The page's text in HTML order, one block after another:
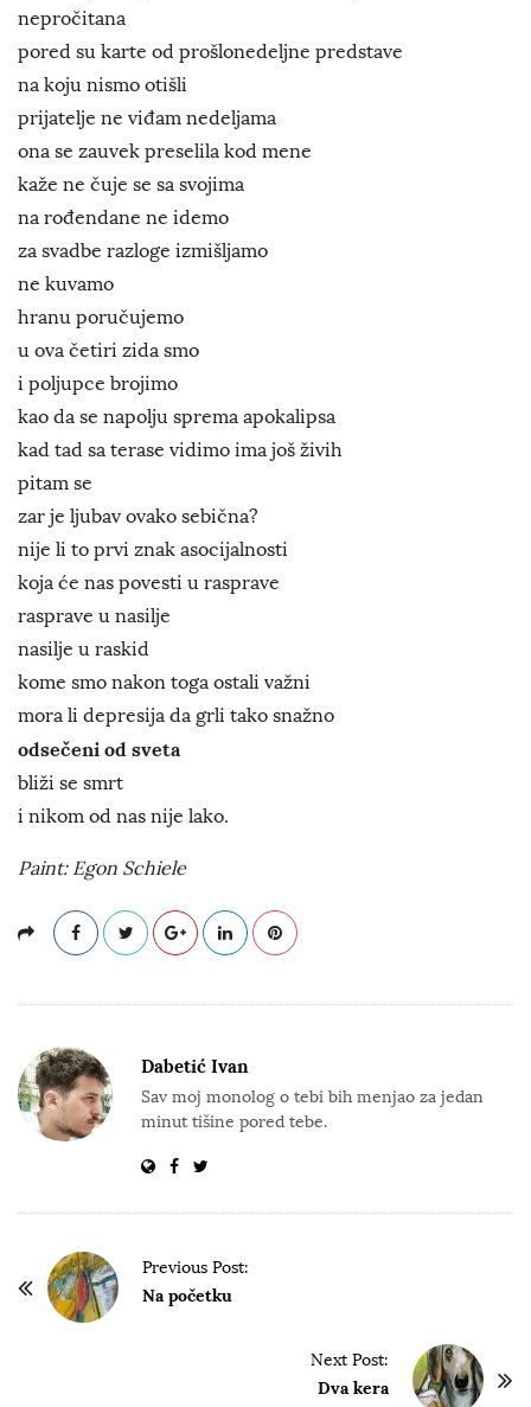
nepročitana
pored su karte od prošlonedeljne predstave
na koju nismo otišli
prijatelje ne viđam nedeljama
ona se zauvek preselila kod mene
kaže ne čuje se sa svojima
na rođendane ne idemo
za svadbe razloge izmišljamo
ne kuvamo
hranu poručujemo
u ova četiri zida smo
i poljupce brojimo
kao da se napolju sprema apokalipsa
kad tad sa terase vidimo ima još živih
pitam se
zar je ljubav ovako sebična?
nije li to prvi znak asocijalnosti
koja će nas povesti u rasprave
rasprave u nasilje
nasilje u raskid
kome smo nakon toga ostali važni
mora li depresija da grli tako snažno
odsečeni od sveta
bliži se smrt
i nikom od nas nije lako.
Paint: Egon Schiele
Dabetić Ivan
Sav moj monolog o tebi bih menjao za jedan
minut tišine pored tebe.
Previous Post:
Na početku
Next Post:
Dva kera